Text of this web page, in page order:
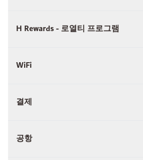
H Rewards - 로열티 프로그램
WiFi
결제
공항